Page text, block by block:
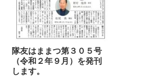
隊友はままつ第３０５号
（令和２年９月）を発刊
します。